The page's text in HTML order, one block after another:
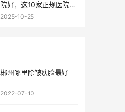
院好，这10家正规医院值
得你看看
2025-10-25
郴州哪里除皱瘦脸最好
2022-07-10